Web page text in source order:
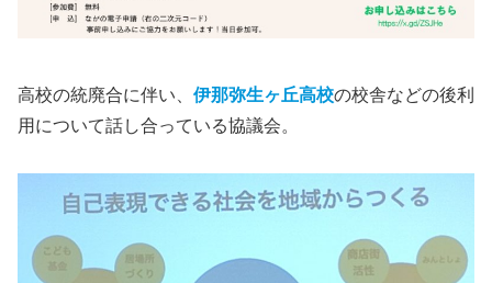
高校の統廃合に伴い、 伊那弥生ヶ丘高校の校舎などの後利
用について話し合っている協議会。